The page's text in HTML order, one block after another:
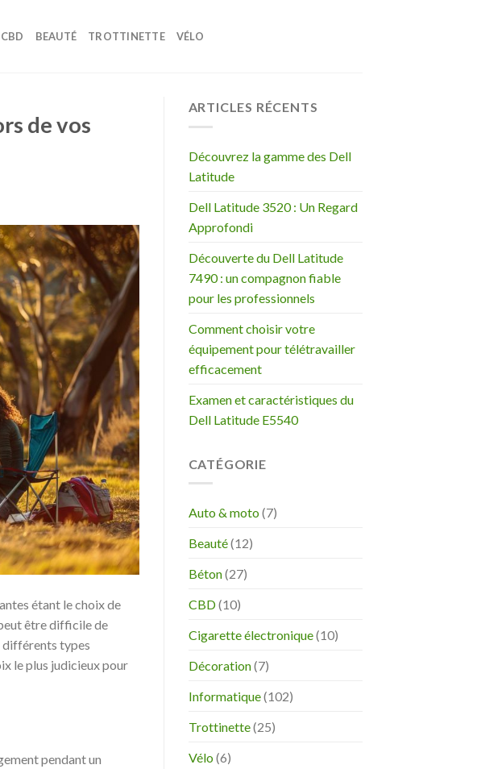
CBD BEAUTÉ TROTTINETTE VÉLO
de vos
étant le choix de
être difficile de
différents types
le plus judicieux pour
pendant un
ARTICLES RÉCENTS
Découvrez la gamme des Dell
Latitude
Dell Latitude 3520 : Un Regard
Approfondi
Découverte du Dell Latitude
7490 : un compagnon fiable
pour les professionnels
Comment choisir votre
équipement pour télétravailler
efficacement
Examen et caractéristiques du
Dell Latitude E5540
CATÉGORIE
Auto & moto(7)
Beauté(12)
Béton(27)
CBD(10)
Cigarette électronique(10)
Décoration(7)
Informatique(102)
Trottinette(25)
Vélo(6)